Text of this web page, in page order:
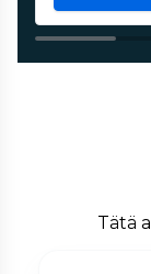
Tätä